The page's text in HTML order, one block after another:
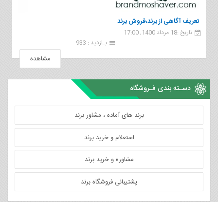
تعریف آگاهی از برند،فروش برند
تاریخ :18 مرداد 1400, 17:00
بـازدید : 933
مشاهده
دسـته بندی فـروشگاه
برند های آماده ، مشاور برند
استعلام و خرید برند
مشاوره و خرید برند
پشتیبانی فروشگاه برند